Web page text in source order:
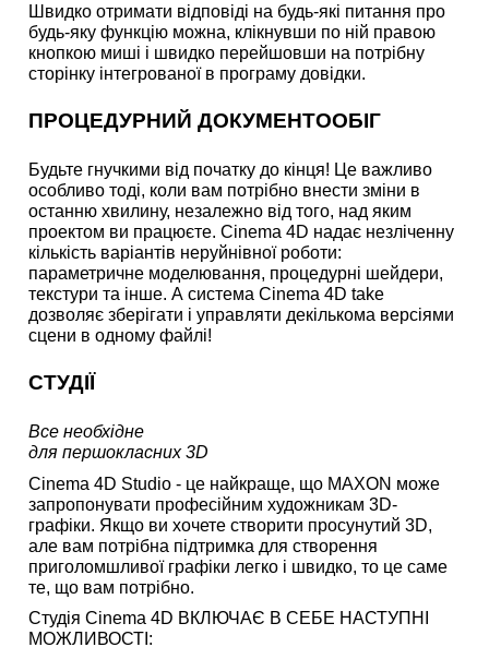
Швидко отримати відповіді на будь-які питання про
будь-яку функцію можна, клікнувши по ній правою
кнопкою миші і швидко перейшовши на потрібну
сторінку інтегрованої в програму довідки.
ПРОЦЕДУРНИЙ ДОКУМЕНТООБІГ
Будьте гнучкими від початку до кінця! Це важливо
особливо тоді, коли вам потрібно внести зміни в
останню хвилину, незалежно від того, над яким
проектом ви працюєте. Cinema 4D надає незліченну
кількість варіантів неруйнівної роботи:
параметричне моделювання, процедурні шейдери,
текстури та інше. А система Cinema 4D take
дозволяє зберігати і управляти декількома версіями
сцени в одному файлі!
СТУДІЇ
Все необхідне
для першокласних 3D
Cinema 4D Studio - це найкраще, що MAXON може
запропонувати професійним художникам 3D-
графіки. Якщо ви хочете створити просунутий 3D,
але вам потрібна підтримка для створення
приголомшливої графіки легко і швидко, то це саме
те, що вам потрібно.
Студія Cinema 4D ВКЛЮЧАЄ В СЕБЕ НАСТУПНІ
МОЖЛИВОСТІ: